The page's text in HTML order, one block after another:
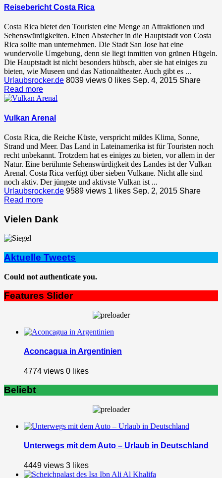
Reisebericht Costa Rica
Costa Rica bietet den Touristen eine Menge an Attraktionen und
Sehenswürdigkeiten. Einen Abstecher in die Hauptstadt von Costa
Rica sollte man unternehmen. Die Stadt San Jose hat eine
wundervolle Umgebung, denn sie liegt inmitten von grünen Hügeln.
Die Hauptstadt ist nicht besonders hübsch, aber sie hat einiges zu
bieten, wie Museen und das Nationaltheater. Auch gibt es ...
Urlaubsrocker.de 8039 views 0 likes Sep. 4, 2015 Share
Read more
Vulkan Arenal
Costa Rica, die Reiche Küste, verspricht mildes Klima, Sonne,
Strand und Meer. Das Land in Lateinamerika ist für Touristen noch
recht unbekannt. Trotzdem hat es einiges zu bieten, vor allem in der
Natur. Eine berühmte Sehenswürdigkeit des Landes ist der Vulkan
Arenal. Costa Rica verfügt über sieben Vulkane. Nicht alle sind
noch aktiv. Der jüngste und aktivste Vulkan ist ...
Urlaubsrocker.de 9589 views 1 likes Sep. 2, 2015 Share
Read more
Vielen Dank
Aktuelle Tweets
Could not authenticate you.
Features Slider
Aconcagua in Argentinien
4774 views 0 likes
Beliebt
Unterwegs mit dem Auto – Urlaub in Deutschland
4449 views 3 likes